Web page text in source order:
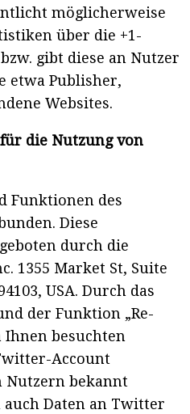
möglicherweise
über die +1-
gibt diese an Nutzer
etwa Publisher,
Websites.
die Nutzung von
Funktionen des
Diese
durch die
1355 Market St, Suite
USA. Durch das
der Funktion „Re-
Ihnen besuchten
Account
Nutzern bekannt
auch Daten an Twitter